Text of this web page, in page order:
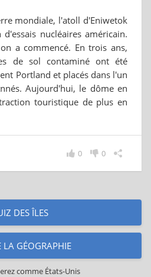
mondiale, l'atoll d'Eniwetok
nucléaires américain.
a commencé. En trois ans,
de sol contaminé ont été
Portland et placés dans l'un
Aujourd'hui, le dôme en
touristique de plus en
0
0
DES ÎLES
LA GÉOGRAPHIE
comme États-Unis